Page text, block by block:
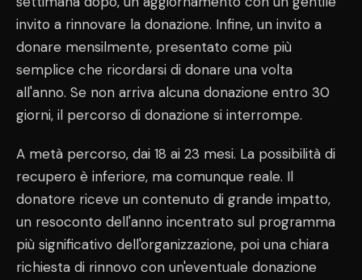
invito a rinnovare la donazione. Infine, un invito a
donare mensilmente, presentato come più
semplice che ricordarsi di donare una volta
all'anno. Se non arriva alcuna donazione entro 30
giorni, il percorso di donazione si interrompe.
A metà percorso, dai 18 ai 23 mesi. La possibilità di
recupero è inferiore, ma comunque reale. Il
donatore riceve un contenuto di grande impatto,
un resoconto dell'anno incentrato sul programma
più significativo dell'organizzazione, poi una chiara
richiesta di rinnovo con un'eventuale donazione